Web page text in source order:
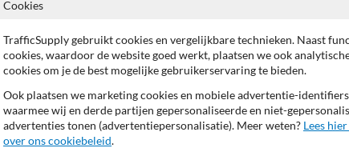
Tekstvlak:
aanmeren
Cookies
TrafficSupply gebruikt cookies en vergelijkbare technieken. Naast
cookies, waardoor de website goed werkt, plaatsen we ook
cookies om je de best mogelijke gebruikerservaring te bieden.
Ook plaatsen we marketing cookies en mobiele advertentie-
waarmee wij en derde partijen gepersonaliseerde en niet-
advertenties tonen (advertentiepersonalisatie). Meer weten? Lees
over ons cookiebeleid.